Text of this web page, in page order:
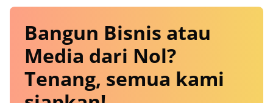
Bangun Bisnis atau
Media dari Nol?
Tenang, semua kami